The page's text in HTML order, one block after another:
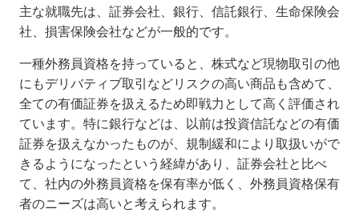
主な就職先は、証券会社、銀行、信託銀行、生命保険会
社、損害保険会社などが一般的です。
一種外務員資格を持っていると、株式など現物取引の他
にもデリバティブ取引などリスクの高い商品も含めて、
全ての有価証券を扱えるため即戦力として高く評価され
ています。特に銀行などは、以前は投資信託などの有価
証券を扱えなかったものが、規制緩和により取扱いがで
きるようになったという経緯があり、証券会社と比べ
て、社内の外務員資格を保有率が低く、外務員資格保有
者のニーズは高いと考えられます。